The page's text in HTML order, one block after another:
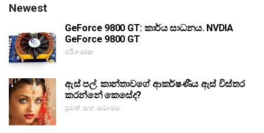
Newest
GeForce 9800 GT: කාර්ය සාධනය. NVDIA
GeForce 9800 GT
පරිගණක
ඇස් පල්. කාන්තාවගේ ආකර්ෂණීය ඇස් විස්තර
කරන්නේ කෙසේද?
පුවත් සහ සමාජය